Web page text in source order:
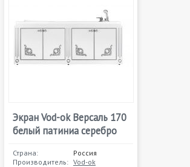
Экран Vod-ok Версаль 170
белый патиниа серебро
Страна:
Россия
Производитель: Vod-ok